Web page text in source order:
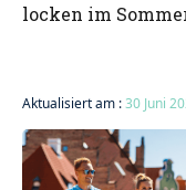
locken im
Aktualisiert am :30 Juni